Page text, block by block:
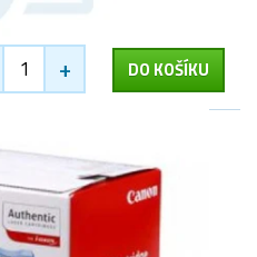
+ DO KOŠÍKU